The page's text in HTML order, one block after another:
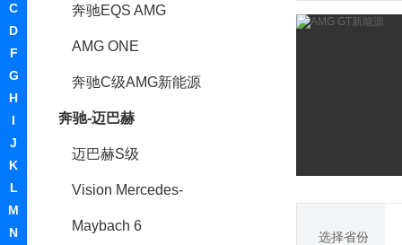
C
D
F
G
H
I
J
K
L
M
N
奔驰EQS AMG
AMG ONE
奔驰C级AMG新能源
奔驰-迈巴赫
迈巴赫S级
Vision Mercedes-
Maybach 6
选择省份